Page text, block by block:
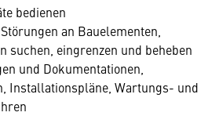
bedienen
an Bauelementen,
suchen, eingrenzen und beheben
und Dokumentationen,
Installationspläne, Wartungs- und